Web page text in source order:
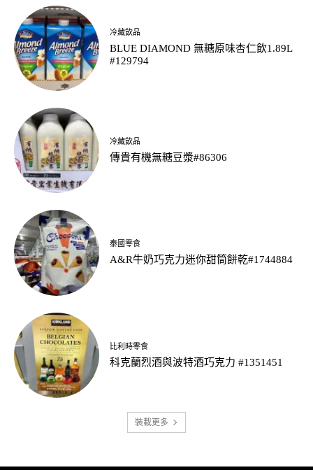
冷藏飲品
BLUE DIAMOND 無糖原味杏仁飲1.89L
#129794
冷藏飲品
傳貴有機無糖豆漿#86306
泰國零食
A&R牛奶巧克力迷你甜筒餅乾#1744884
比利時零食
科克蘭烈酒與波特酒巧克力 #1351451
裝載更多